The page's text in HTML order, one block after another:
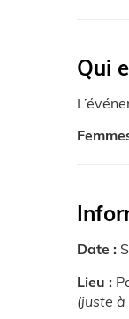
Qui
Date :
Lieu :
(juste